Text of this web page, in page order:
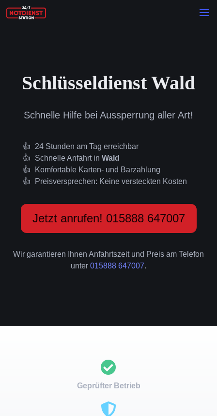
Schlüsseldienst Wald
Schnelle Hilfe bei Aussperrung aller Art!
24 Stunden am Tag erreichbar
Schnelle Anfahrt in Wald
Komfortable Karten- und Barzahlung
Preisversprechen: Keine versteckten Kosten
Jetzt anrufen! 015888 647007
Wir garantieren Ihnen Anfahrtszeit und Preis am Telefon
unter 015888 647007.
Geprüfter Betrieb